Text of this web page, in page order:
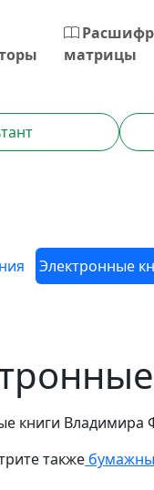
матрицы
Электронные
книги Владимира
также